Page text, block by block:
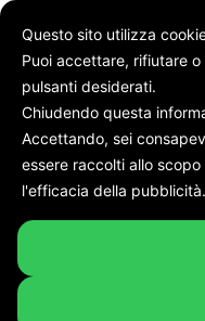
Giancarlo pallini
Tag:
Questo sito utilizza
Puoi accettare, rifiutare
pulsanti desiderati.
Chiudendo questa
Accettando, sei
essere raccolti allo
l'efficacia della pubblicità.